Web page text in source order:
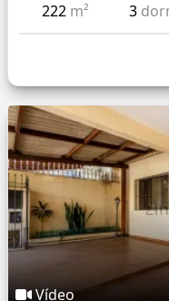
222 m² 3
Vídeo